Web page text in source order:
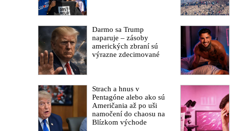
Darmo sa Trump
naparuje – zásoby
amerických zbraní sú
výrazne zdecimované
Strach a hnus v
Pentagóne alebo ako sú
Američania až po uši
namočení do chaosu na
Blízkom východe